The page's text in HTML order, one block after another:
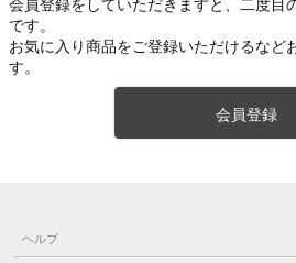
会員登録をしていただきますと、二度目
です。
お気に入り商品をご登録いただけるなど
す。
会員登録
ヘルプ